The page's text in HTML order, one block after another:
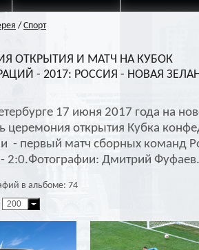
/ Спорт
ОТКРЫТИЯ И МАТЧ НА КУБОК
- 2017: РОССИЯ - НОВАЯ
17 июня 2017 года на
церемония открытия Кубка
- первый матч сборных команд
2:0.Фотографии: Дмитрий Фуфаев.
в альбоме: 74
200